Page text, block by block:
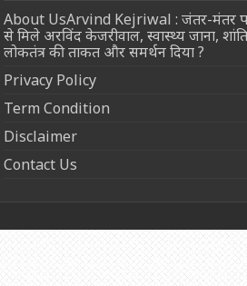
About UsArvind Kejriwal : जंतर-मंतर
से मिले अरविंद केजरीवाल, स्वास्थ्य जाना,
लोकतंत्र की ताकत और समर्थन दिया ?
Privacy Policy
Term Condition
Disclaimer
Contact Us